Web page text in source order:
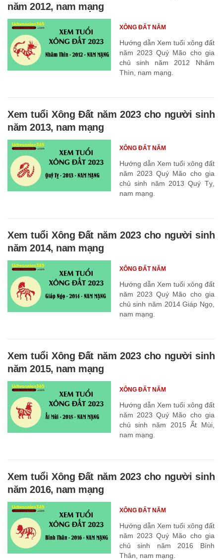
năm 2012, nam mạng
Hướng dẫn Xem tuổi xông đất
năm 2023 Quý Mão cho gia
chủ sinh năm 2012 Nhâm
Thìn, nam mạng.
XÔNG ĐẤT NĂM
Xem tuổi Xông Đất năm 2023 cho người sinh
năm 2013, nam mạng
Hướng dẫn Xem tuổi xông đất
năm 2023 Quý Mão cho gia
chủ sinh năm 2013 Quý Tỵ,
nam mạng.
XÔNG ĐẤT NĂM
Xem tuổi Xông Đất năm 2023 cho người sinh
năm 2014, nam mạng
Hướng dẫn Xem tuổi xông đất
năm 2023 Quý Mão cho gia
chủ sinh năm 2014 Giáp Ngọ,
nam mạng.
XÔNG ĐẤT NĂM
Xem tuổi Xông Đất năm 2023 cho người sinh
năm 2015, nam mạng
Hướng dẫn Xem tuổi xông đất
năm 2023 Quý Mão cho gia
chủ sinh năm 2015 Ất Mùi,
nam mạng.
XÔNG ĐẤT NĂM
Xem tuổi Xông Đất năm 2023 cho người sinh
năm 2016, nam mạng
Hướng dẫn Xem tuổi xông đất
năm 2023 Quý Mão cho gia
chủ sinh năm 2016 Bính
Thân, nam mạng.
XÔNG ĐẤT NĂM